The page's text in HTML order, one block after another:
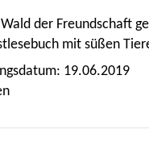
Wald der Freundschaft
mit süßen
19.06.2019